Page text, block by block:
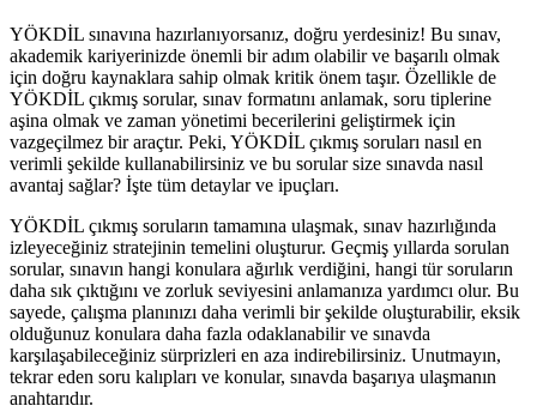
YÖKDİL sınavına hazırlanıyorsanız, doğru yerdesiniz! Bu sınav,
akademik kariyerinizde önemli bir adım olabilir ve başarılı olmak
için doğru kaynaklara sahip olmak kritik önem taşır. Özellikle de
YÖKDİL çıkmış sorular, sınav formatını anlamak, soru tiplerine
aşina olmak ve zaman yönetimi becerilerini geliştirmek için
vazgeçilmez bir araçtır. Peki, YÖKDİL çıkmış soruları nasıl en
verimli şekilde kullanabilirsiniz ve bu sorular size sınavda nasıl
avantaj sağlar? İşte tüm detaylar ve ipuçları.
YÖKDİL çıkmış soruların tamamına ulaşmak, sınav hazırlığında
izleyeceğiniz stratejinin temelini oluşturur. Geçmiş yıllarda sorulan
sorular, sınavın hangi konulara ağırlık verdiğini, hangi tür soruların
daha sık çıktığını ve zorluk seviyesini anlamanıza yardımcı olur. Bu
sayede, çalışma planınızı daha verimli bir şekilde oluşturabilir, eksik
olduğunuz konulara daha fazla odaklanabilir ve sınavda
karşılaşabileceğiniz sürprizleri en aza indirebilirsiniz. Unutmayın,
tekrar eden soru kalıpları ve konular, sınavda başarıya ulaşmanın
anahtarıdır.